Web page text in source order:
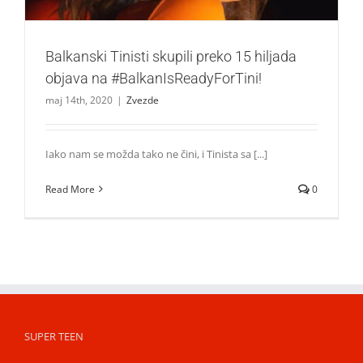
Balkanski Tinisti skupili preko 15 hiljada
objava na #BalkanIsReadyForTini!
maj 14th, 2020 | Zvezde
Iako nam se možda tako ne čini, i Tinista sa [...]
Read More 0
SUPER TEEN